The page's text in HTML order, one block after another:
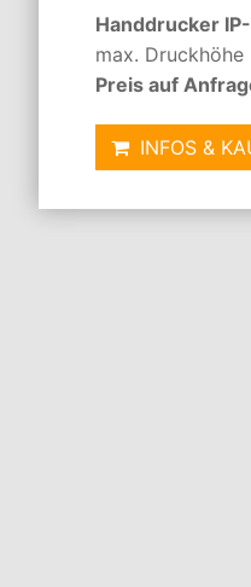
Handdrucker
max. Druckhöhe
Preis auf
INFOS &